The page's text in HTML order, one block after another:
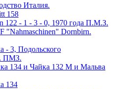
Италия.
158
- 1 - 3 - 0, 1970 года П.М.З.
"Nahmaschinen" Dornbirn.
- 3, Подольского
ПМЗ.
134 и Чайка 132 М и Мальва
134